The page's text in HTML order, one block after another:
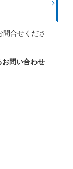
合せくださ
問い合わせ